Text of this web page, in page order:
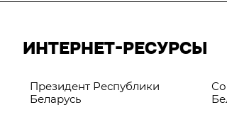
ИНТЕРНЕТ-РЕСУРСЫ
Президент Республики
Беларусь